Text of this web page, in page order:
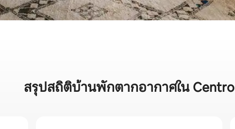
สรุปสถิติบ้านพักตากอากาศใน Centro